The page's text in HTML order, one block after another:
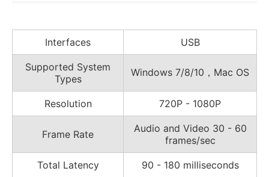
Interfaces USB
Supported System
Types
Windows 7/8/10，Mac OS
Resolution 720P - 1080P
Frame Rate
Audio and Video 30 - 60
frames/sec
Total Latency 90 - 180 milliseconds